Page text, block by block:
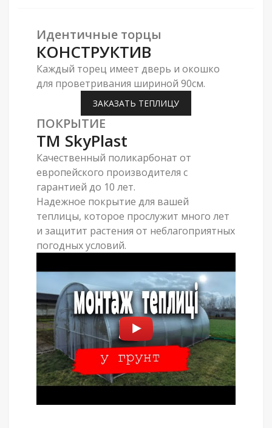
Идентичные торцы
КОНСТРУКТИВ
Каждый торец имеет дверь и окошко
для проветривания шириной 90см.
ЗАКАЗАТЬ ТЕПЛИЦУ
ПОКРЫТИЕ
ТМ SkyPlast
Качественный поликарбонат от
европейского производителя с
гарантией до 10 лет.
Надежное покрытие для вашей
теплицы, которое прослужит много лет
и защитит растения от неблагоприятных
погодных условий.